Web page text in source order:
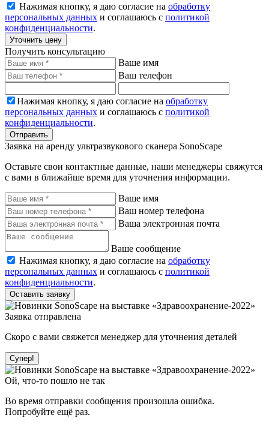
Нажимая кнопку, я даю согласие на обработку
персональных данных и соглашаюсь с политикой
конфиденциальности.
Уточнить цену
Получить консультацию
Ваше имя
Ваш телефон
Нажимая кнопку, я даю согласие на обработку
персональных данных и соглашаюсь с политикой
конфиденциальности.
Отправить
Заявка на аренду ультразвукового сканера SonoScape
Оставьте свои контактные данные, наши менеджеры свяжутся
с вами в ближайше время для уточнения информации.
Ваше имя
Ваш номер телефона
Ваша электронная почта
Ваше сообщение
Нажимая кнопку, я даю согласие на обработку
персональных данных и соглашаюсь с политикой
конфиденциальности.
Оставить заявку
Заявка отправлена
Скоро с вами свяжется менеджер для уточнения деталей
Супер!
Ой, что-то пошло не так
Во время отправки сообщения произошла ошибка.
Попробуйте ещё раз.